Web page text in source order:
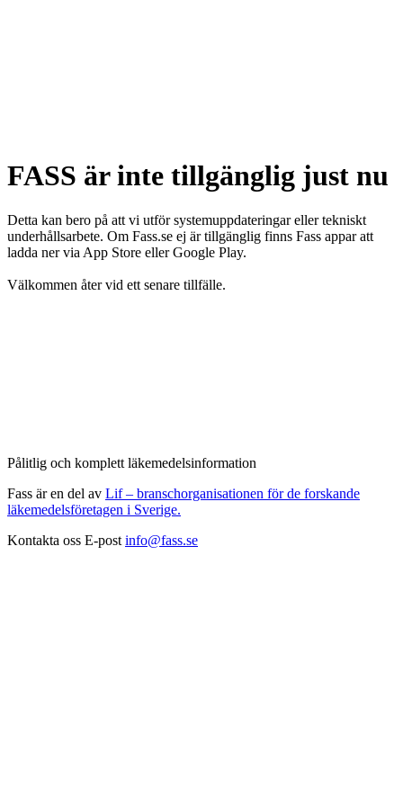
FASS är inte tillgänglig just nu
Detta kan bero på att vi utför systemuppdateringar eller tekniskt
underhållsarbete. Om Fass.se ej är tillgänglig finns Fass appar att
ladda ner via App Store eller Google Play.
Välkommen åter vid ett senare tillfälle.
Pålitlig och komplett läkemedelsinformation
Fass är en del av Lif – branschorganisationen för de forskande
läkemedelsföretagen i Sverige.
Kontakta oss E-post info@fass.se